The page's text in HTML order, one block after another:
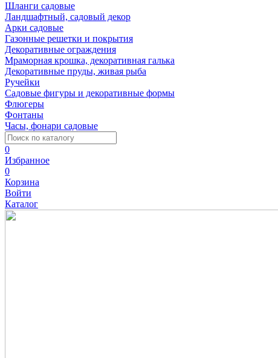
Шланги садовые
Ландшафтный, садовый декор
Арки садовые
Газонные решетки и покрытия
Декоративные ограждения
Мраморная крошка, декоративная галька
Декоративные пруды, живая рыба
Ручейки
Садовые фигуры и декоративные формы
Флюгеры
Фонтаны
Часы, фонари садовые
0
Избранное
0
Корзина
Войти
Каталог